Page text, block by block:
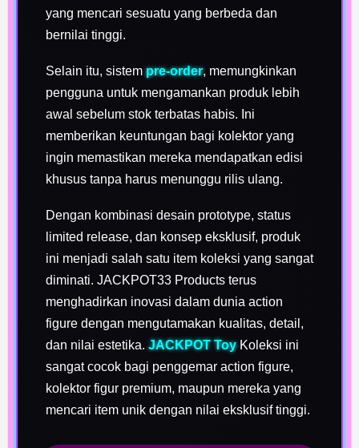
yang mencari sesuatu yang berbeda dan
bernilai tinggi.
Selain itu, sistempre-order, memungkinkan
pengguna untuk mengamankan produk lebih
awal sebelum stok terbatas habis. Ini
memberikan keuntungan bagi kolektor yang
ingin memastikan mereka mendapatkan edisi
khusus tanpa harus menunggu rilis ulang.
Dengan kombinasi desain prototype, status
limited release, dan konsep eksklusif, produk
ini menjadi salah satu item koleksi yang sangat
diminati. JACKPOT33 Products terus
menghadirkan inovasi dalam dunia action
figure dengan mengutamakan kualitas, detail,
dan nilai estetika. JACKPOT ToyKoleksi ini
sangat cocok bagi penggemar action figure,
kolektor figur premium, maupun mereka yang
mencari item unik dengan nilai eksklusif tinggi.